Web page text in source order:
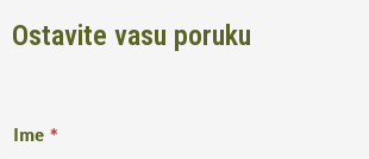
Ostavite vasu poruku
Ime *